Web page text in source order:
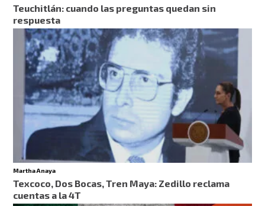
Teuchitlán: cuando las preguntas quedan sin
respuesta
Martha Anaya
Texcoco, Dos Bocas, Tren Maya: Zedillo reclama
cuentas a la 4T